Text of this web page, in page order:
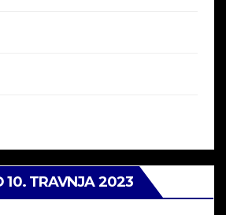
10. TRAVNJA 2023